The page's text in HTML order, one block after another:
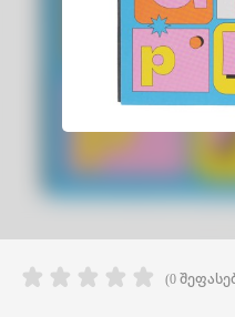
(0